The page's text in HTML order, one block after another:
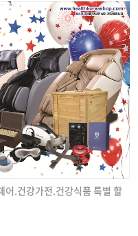
어.건강가전.건강식품 특별 할